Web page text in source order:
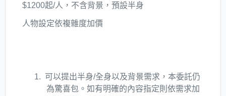
$1200起/人，不含背景，預設半身
人物設定依複雜度加價
可以提出半身/全身以及背景需求，本委託仍
為驚喜包。如有明確的內容指定則依需求加